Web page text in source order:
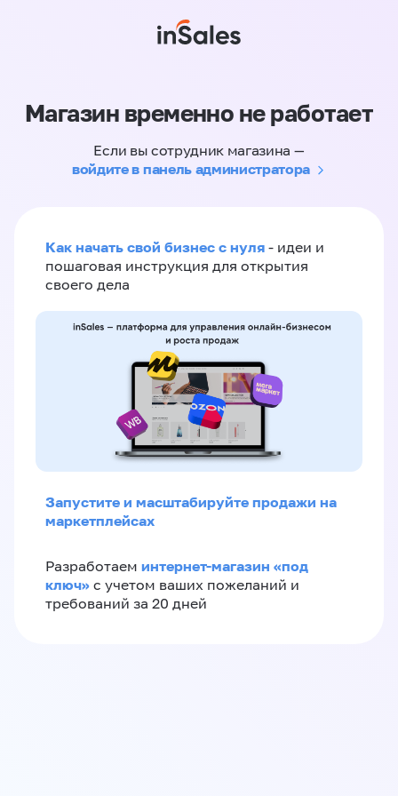
Магазин временно не работает
Если вы сотрудник магазина —
войдите в панель администратора
Как начать свой бизнес с нуля - идеи и
пошаговая инструкция для открытия
своего дела
Запустите и масштабируйте продажи на
маркетплейсах
Разработаем интернет-магазин «‎под
ключ»‎ с учетом ваших пожеланий и
требований за 20 дней